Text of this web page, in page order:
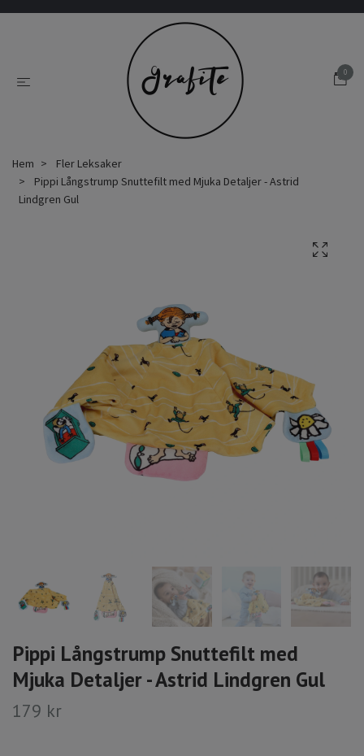
0
Hem
Fler Leksaker
Pippi Långstrump Snuttefilt med Mjuka Detaljer - Astrid
Lindgren Gul
Pippi Långstrump Snuttefilt med
Mjuka Detaljer - Astrid Lindgren Gul
179 kr